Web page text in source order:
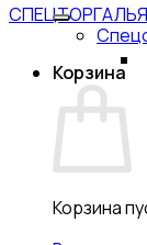
Корзина
Корзина